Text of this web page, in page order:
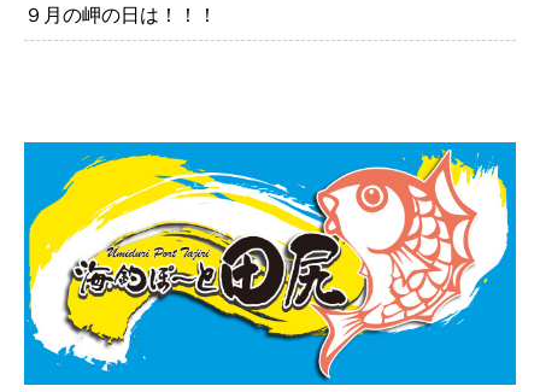
９月の岬の日は！！！